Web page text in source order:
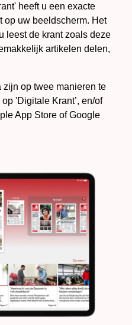
heeft u een exacte
op uw beeldscherm. Het
leest de krant zoals deze
artikelen delen,
zijn op twee manieren te
'Digitale Krant’, en/of
App Store of Google